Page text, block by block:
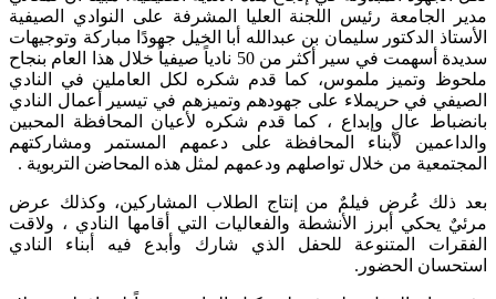
مدير الجامعة رئيس اللجنة العليا المشرفة على النوادي الصيفية
الأستاذ الدكتور سليمان بن عبدالله أبا الخيل جهودًا مباركة وتوجيهات
سديدة أسهمت في سير أكثر من 50 نادياً صيفياً خلال هذا العام بنجاح
ملحوظ وتميز ملموس، كما قدم شكره لكل العاملين في النادي
الصيفي في حريملاء على جهودهم وتميزهم في تيسير أعمال النادي
بانضباط عالٍ وإبداع ، كما قدم شكره لأعيان المحافظة المحبين
والداعمين لأبناء المحافظة على دعمهم المستمر ومشاركتهم
المجتمعية من خلال تواصلهم ودعمهم لمثل هذه المحاضن التربوية .
بعد ذلك عُرض فيلمٌ من إنتاج الطلاب المشاركين، وكذلك عرض
مرئيٌ يحكي أبرز الأنشطة والفعاليات التي أقامها النادي ، ولاقت
الفقرات المتنوعة للحفل الذي شارك وأبدع فيه أبناء النادي
استحسان الحضور.